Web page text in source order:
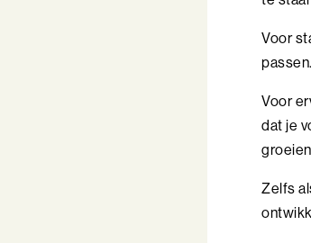
Voor
Voor
dat je
Zelfs